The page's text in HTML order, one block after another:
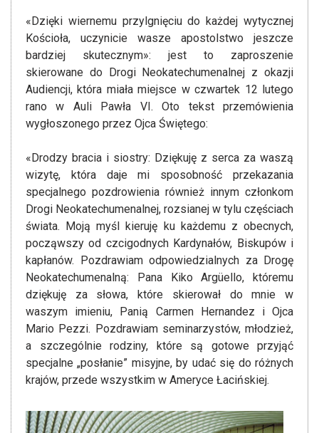
«Dzięki wiernemu przylgnięciu do każdej wytycznej
Kościoła, uczynicie wasze apostolstwo jeszcze
bardziej skutecznym»: jest to zaproszenie
skierowane do Drogi Neokatechumenalnej z okazji
Audiencji, która miała miejsce w czwartek 12 lutego
rano w Auli Pawła VI. Oto tekst przemówienia
wygłoszonego przez Ojca Świętego:
«Drodzy bracia i siostry: Dziękuję z serca za waszą
wizytę, która daje mi sposobność przekazania
specjalnego pozdrowienia również innym członkom
Drogi Neokatechumenalnej, rozsianej w tylu częściach
świata. Moją myśl kieruję ku każdemu z obecnych,
począwszy od czcigodnych Kardynałów, Biskupów i
kapłanów. Pozdrawiam odpowiedzialnych za Drogę
Neokatechumenalną: Pana Kiko Argüello, któremu
dziękuję za słowa, które skierował do mnie w
waszym imieniu, Panią Carmen Hernandez i Ojca
Mario Pezzi. Pozdrawiam seminarzystów, młodzież,
a szczególnie rodziny, które są gotowe przyjąć
specjalne „posłanie” misyjne, by udać się do różnych
krajów, przede wszystkim w Ameryce Łacińskiej.